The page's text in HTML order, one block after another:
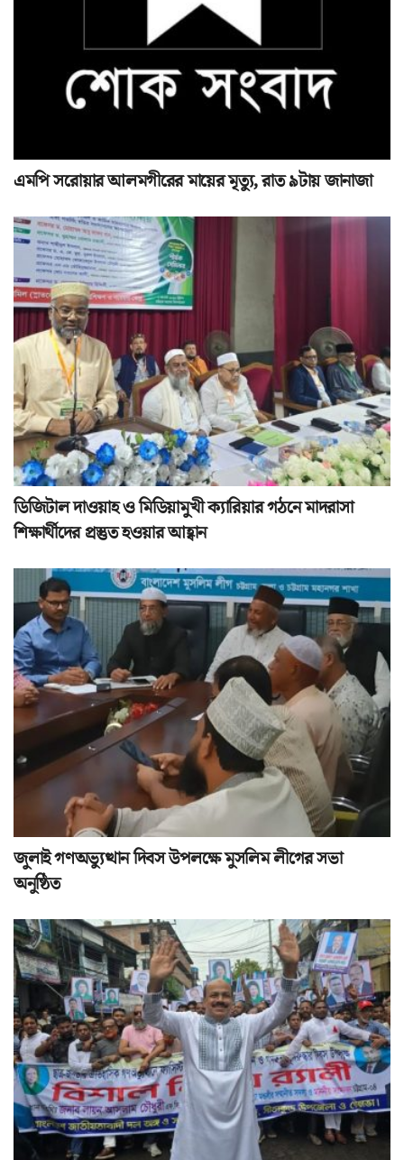
এমপি সরোয়ার আলমগীরের মায়ের মৃত্যু, রাত ৯টায় জানাজা
ডিজিটাল দাওয়াহ ও মিডিয়ামুখী ক্যারিয়ার গঠনে মাদরাসা
শিক্ষার্থীদের প্রস্তুত হওয়ার আহ্বান
জুলাই গণঅভ্যুত্থান দিবস উপলক্ষে মুসলিম লীগের সভা
অনুষ্ঠিত